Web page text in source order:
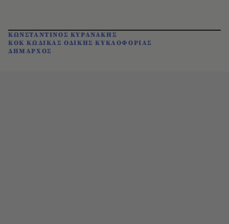
ΚΩΝΣΤΑΝΤΙΝΟΣ ΚΥΡΑΝΑΚΗΣ
ΚΟΚ ΚΩΔΙΚΑΣ ΟΔΙΚΗΣ ΚΥΚΛΟΦΟΡΙΑΣ
ΔΗΜΑΡΧΟΣ